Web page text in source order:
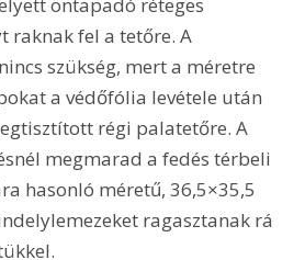
raknak fel a tetőre. A
szükség, mert a méretre
a védőfólia levétele után
régi palatetőre. A
megmarad a fedés térbeli
hasonló méretű, 36,5×35,5
ragasztanak rá